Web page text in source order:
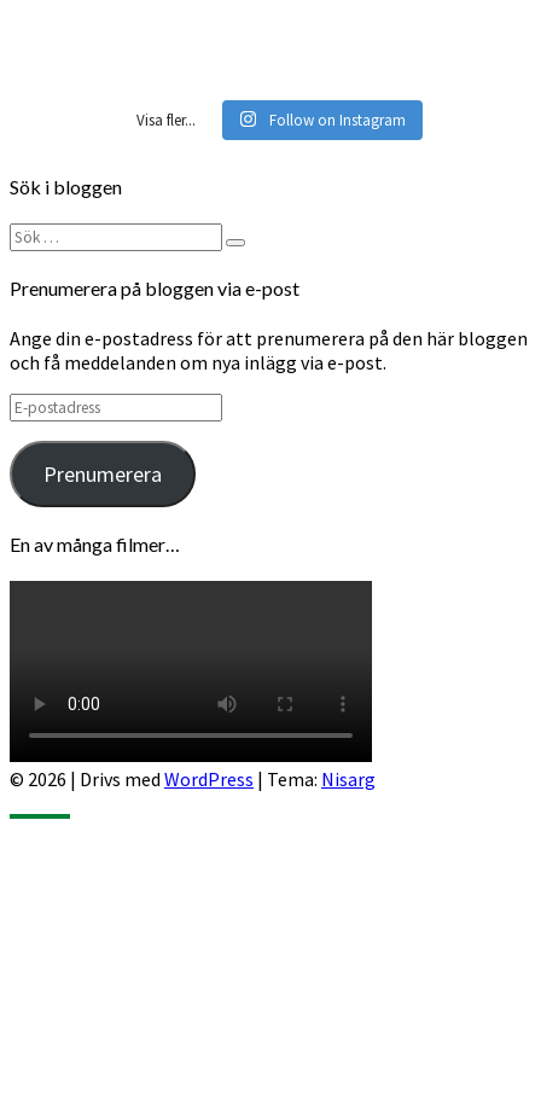
Visa fler... Follow on Instagram
Sök i bloggen
Sök
efter:
Sök
Prenumerera på bloggen via e-post
Ange din e-postadress för att prenumerera på den här bloggen
och få meddelanden om nya inlägg via e-post.
E-
postadress
Prenumerera
En av många filmer…
© 2026 | Drivs med WordPress | Tema: Nisarg